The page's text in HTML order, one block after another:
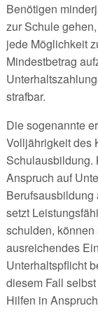
Benötigen
zur Schule
jede Möglichkeit
Mindestbetrag
strafbar.
Die sogenannte
Volljährigkeit des
Schulausbildung.
Anspruch auf
Berufsausbildung
setzt
schulden,
ausreichendes
Unterhaltspflicht
diesem Fall
Hilfen in